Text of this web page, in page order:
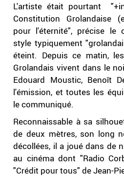
L'artiste était pourtant
Constitution Grolandaise
pour l'éternité", précise le
style typiquement
éteint. Depuis ce matin,
Grolandais vivent dans le
Edouard Moustic, Benoît
l'émission, et toutes les
le communiqué.
Reconnaissable à sa
de deux mètres, son long
décollées, il a joué dans de
au cinéma dont "Radio
"Crédit pour tous" de Jean-